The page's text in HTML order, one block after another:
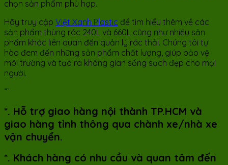
chọn sản phẩm phù hợp.
Hãy truy cập Việt Xanh Plastic để tìm hiểu thêm về các
sản phẩm thùng rác 240L và 660L cũng như nhiều sản
phẩm khác liên quan đến quản lý rác thải. Chúng tôi tự
hào đem đến những sản phẩm chất lượng, giúp bảo vệ
môi trường và tạo ra không gian sống sạch đẹp cho mọi
người.
“`
*. Hỗ trợ giao hàng nội thành TP.HCM và
giao hàng tỉnh thông qua chành xe/nhà xe
vận chuyển.
*. Khách hàng có nhu cầu và quan tâm đến